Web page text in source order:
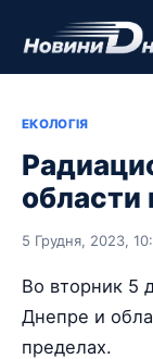
ЕКОЛОГІЯ
области
5 Грудня, 2023,
Во вторник 5
Днепре и
пределах.